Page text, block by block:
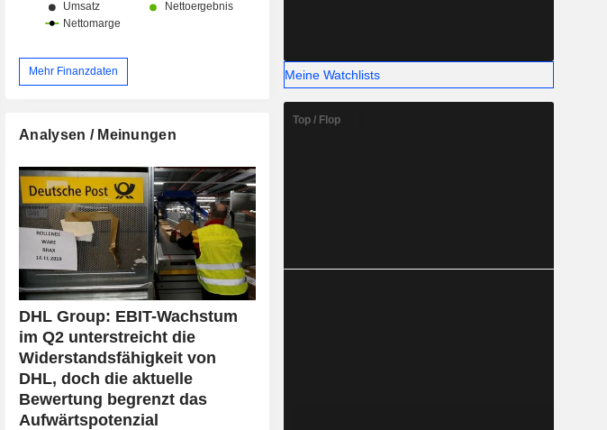
Mehr Finanzdaten
Analysen / Meinungen
DHL Group: EBIT-Wachstum
im Q2 unterstreicht die
Widerstandsfähigkeit von
DHL, doch die aktuelle
Bewertung begrenzt das
Aufwärtspotenzial
Meine Watchlists
Top / Flop